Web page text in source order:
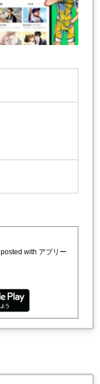
posted with アプリー